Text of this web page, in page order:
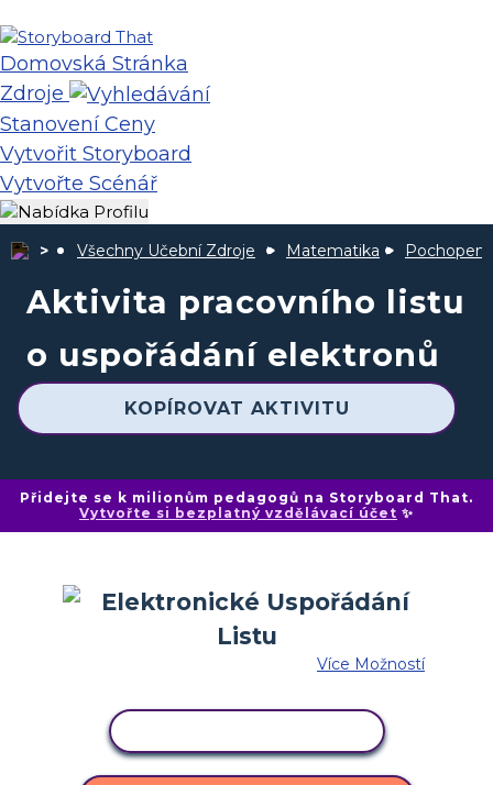
Domovská Stránka
Zdroje
Stanovení Ceny
Vytvořit Storyboard
Vytvořte Scénář
Všechny Učební Zdroje Matematika
Aktivita pracovního listu
o uspořádání elektronů
KOPÍROVAT AKTIVITU
Přidejte se k milionům pedagogů na Storyboard That.
Vytvořte si bezplatný vzdělávací účet ✨
Více Možností